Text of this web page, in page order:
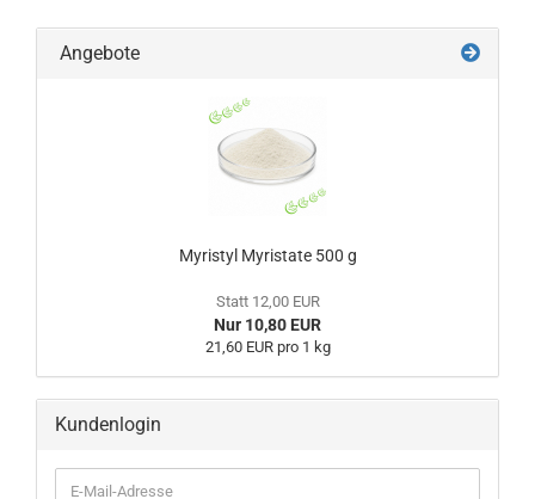
Angebote
Myristyl Myristate 500 g
Statt 12,00 EUR
Nur 10,80 EUR
21,60 EUR pro 1 kg
Kundenlogin